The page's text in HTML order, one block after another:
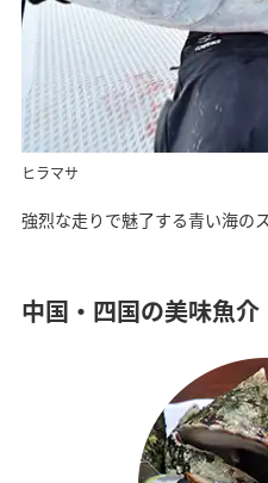
ヒラマサ
強烈な走りで魅了する青い海の
中国・四国の美味魚介